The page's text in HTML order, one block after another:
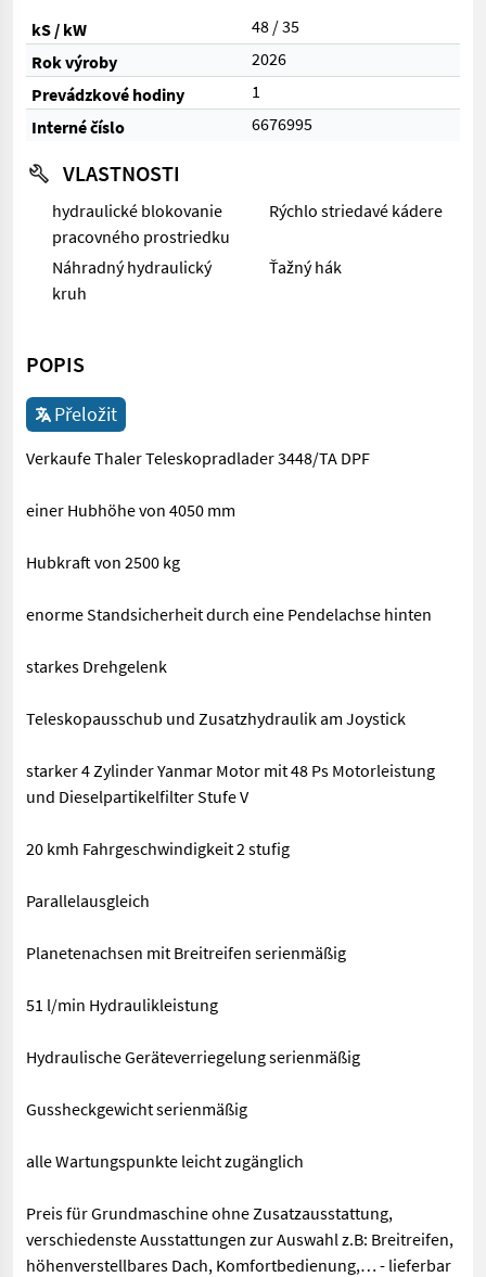
kS / kW
48 / 35
Rok výroby
2026
Prevádzkové hodiny
1
Interné číslo
6676995
VLASTNOSTI
hydraulické blokovanie
pracovného prostriedku
Rýchlo striedavé kádere
Náhradný hydraulický
kruh
Ťažný hák
POPIS
Přeložit
Verkaufe Thaler Teleskopradlader 3448/TA DPF
einer Hubhöhe von 4050 mm
Hubkraft von 2500 kg
enorme Standsicherheit durch eine Pendelachse hinten
starkes Drehgelenk
Teleskopausschub und Zusatzhydraulik am Joystick
starker 4 Zylinder Yanmar Motor mit 48 Ps Motorleistung
und Dieselpartikelfilter Stufe V
20 kmh Fahrgeschwindigkeit 2 stufig
Parallelausgleich
Planetenachsen mit Breitreifen serienmäßig
51 l/min Hydraulikleistung
Hydraulische Geräteverriegelung serienmäßig
Gussheckgewicht serienmäßig
alle Wartungspunkte leicht zugänglich
Preis für Grundmaschine ohne Zusatzausstattung,
verschiedenste Ausstattungen zur Auswahl z.B: Breitreifen,
höhenverstellbares Dach, Komfortbedienung,… - lieferbar